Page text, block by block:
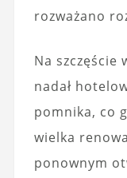
rozważano
Na szczęście
nadał
pomnika, co
wielka
ponownym